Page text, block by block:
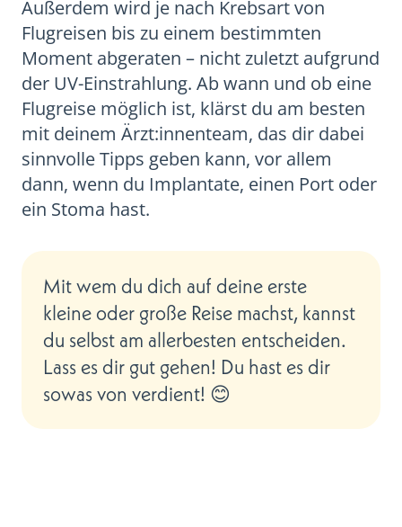
Außerdem wird je nach Krebsart von
Flugreisen bis zu einem bestimmten
Moment abgeraten – nicht zuletzt aufgrund
der UV-Einstrahlung. Ab wann und ob eine
Flugreise möglich ist, klärst du am besten
mit deinem Ärzt:innenteam, das dir dabei
sinnvolle Tipps geben kann, vor allem
dann, wenn du Implantate, einen Port oder
ein Stoma hast.
Mit wem du dich auf deine erste
kleine oder große Reise machst, kannst
du selbst am allerbesten entscheiden.
Lass es dir gut gehen! Du hast es dir
sowas von verdient! 😊